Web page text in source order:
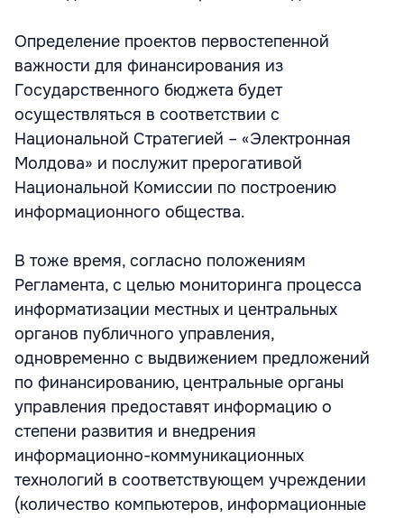
Определение проектов первостепенной
важности для финансирования из
Государственного бюджета будет
осуществляться в соответствии с
Национальной Стратегией – «Электронная
Молдова» и послужит прерогативой
Национальной Комиссии по построению
информационного общества.
В тоже время, согласно положениям
Регламента, с целью мониторинга процесса
информатизации местных и центральных
органов публичного управления,
одновременно с выдвижением предложений
по финансированию, центральные органы
управления предоставят информацию о
степени развития и внедрения
информационно-коммуникационных
технологий в соответствующем учреждении
(количество компьютеров, информационные